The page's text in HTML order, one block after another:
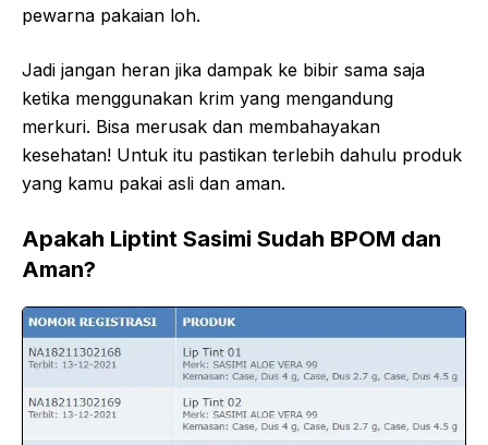
pewarna pakaian loh.
Jadi jangan heran jika dampak ke bibir sama saja
ketika menggunakan krim yang mengandung
merkuri. Bisa merusak dan membahayakan
kesehatan! Untuk itu pastikan terlebih dahulu produk
yang kamu pakai asli dan aman.
Apakah Liptint Sasimi Sudah BPOM dan
Aman?